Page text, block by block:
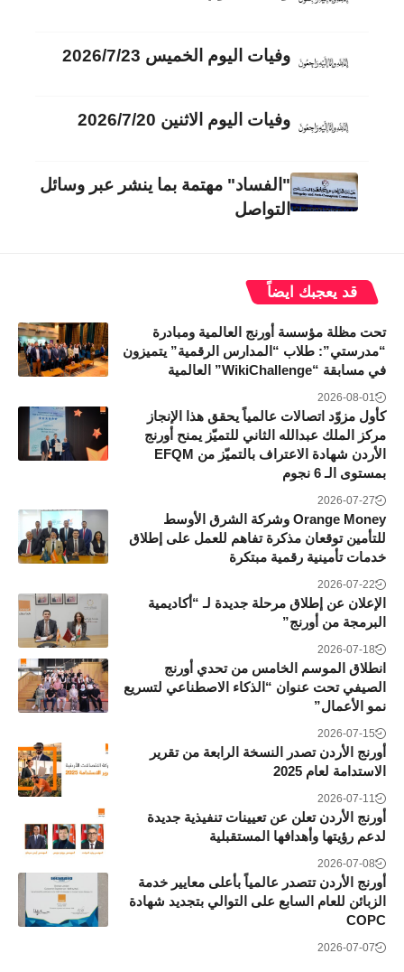
وفيات اليوم الخميس 2026/7/23
وفيات اليوم الاثنين 2026/7/20
"الفساد" مهتمة بما ينشر عبر وسائل
التواصل
قد يعجبك ايضاً
تحت مظلة مؤسسة أورنج العالمية ومبادرة
“مدرستي”: طلاب “المدارس الرقمية” يتميزون
في مسابقة “WikiChallenge” العالمية
2026-08-01
كأول مزوّد اتصالات عالمياً يحقق هذا الإنجاز
مركز الملك عبدالله الثاني للتميّز يمنح أورنج
الأردن شهادة الاعتراف بالتميّز من EFQM
بمستوى الـ 6 نجوم
2026-07-27
Orange Money وشركة الشرق الأوسط
للتأمين توقعان مذكرة تفاهم للعمل على إطلاق
خدمات تأمينية رقمية مبتكرة
2026-07-22
الإعلان عن إطلاق مرحلة جديدة لـ “أكاديمية
البرمجة من أورنج”
2026-07-18
انطلاق الموسم الخامس من تحدي أورنج
الصيفي تحت عنوان “الذكاء الاصطناعي لتسريع
نمو الأعمال”
2026-07-15
أورنج الأردن تصدر النسخة الرابعة من تقرير
الاستدامة لعام 2025
2026-07-11
أورنج الأردن تعلن عن تعيينات تنفيذية جديدة
لدعم رؤيتها وأهدافها المستقبلية
2026-07-08
أورنج الأردن تتصدر عالمياً بأعلى معايير خدمة
الزبائن للعام السابع على التوالي بتجديد شهادة
COPC
2026-07-07